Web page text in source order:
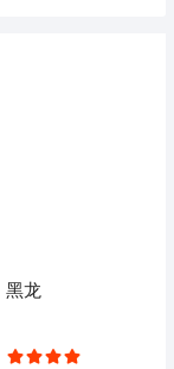
黑龙